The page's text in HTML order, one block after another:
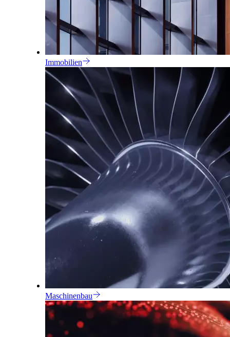
Immobilien
Maschinenbau